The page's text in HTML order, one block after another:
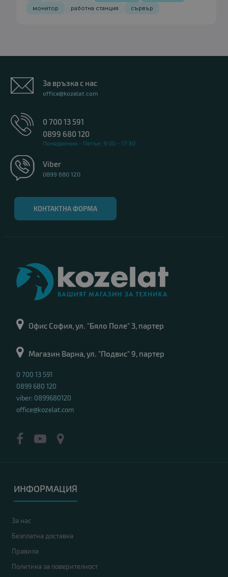
монитор
работна станция сървър
За връзка с нас
office@kozelat.com
0 700 13 591
0899 680 120
Понеделник - Петък: 9:00 - 17:30
Viber
0899 680 120
КОНТАКТНА ФОРМА
Офис София, ул. "Бяло Поле" 3, партер
Магазин Варна, ул. "Подвис" 9, партер
0 700 13 591
0899 680 120
viber: 0899680120
office@kozelat.com
ИНФОРМАЦИЯ
За нас
Безплатна доставка
Правила
Политика за поверителност